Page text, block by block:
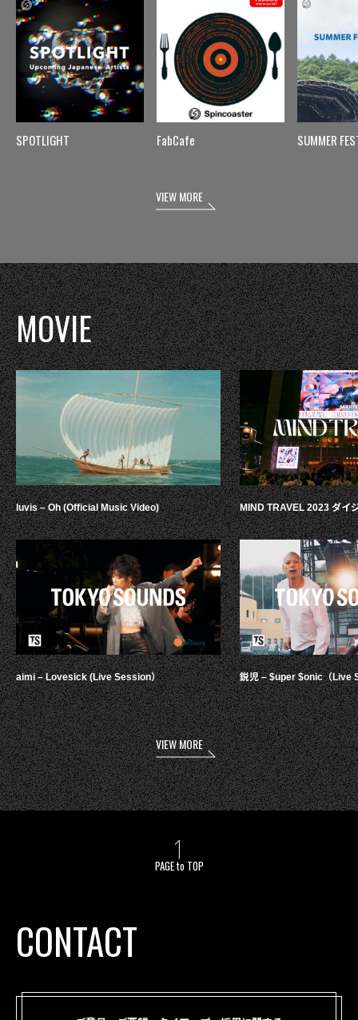
SPOTLIGHT FabCafe SUMMER
VIEW MORE
MOVIE
luvis – Oh (Official Music Video)
aimi – Lovesick (Live Session）
MIND TRAVEL 2023 ダイ
鋭児 – $uper $onic（Live
VIEW MORE
PAGE to TOP
CONTACT